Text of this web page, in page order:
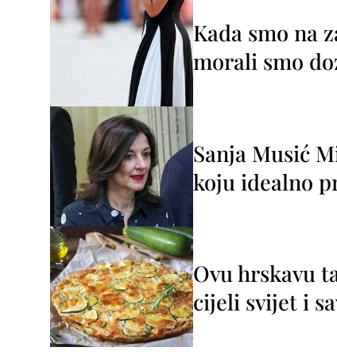
Kada smo na
morali smo
Sanja Musić
koju idealno
Ovu hrskavu
cijeli svijet i